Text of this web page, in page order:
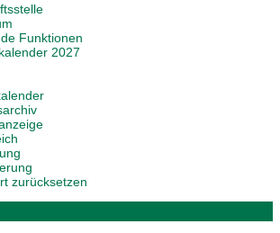
Funktionen
2027
zurücksetzen